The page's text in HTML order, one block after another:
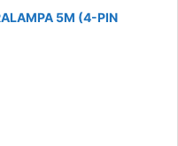
5M (4-PIN